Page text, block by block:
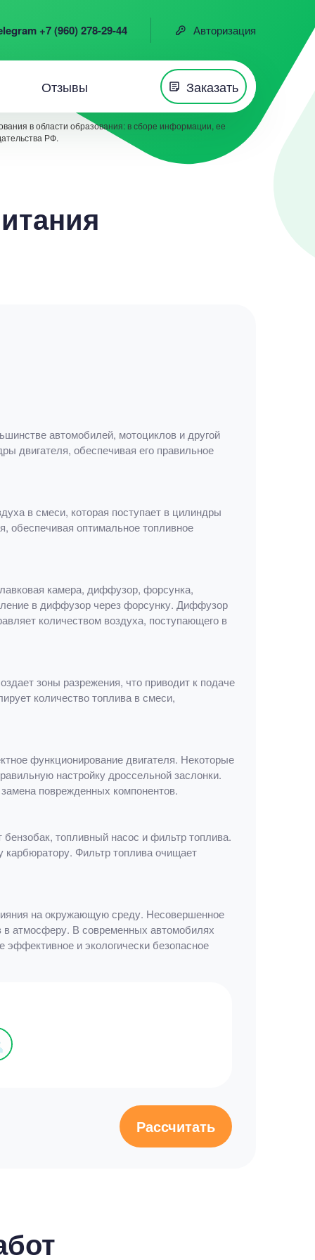
+7 (960) 278-29-44 Авторизация
Отзывы Заказать
в области образования: в сборе информации, ее
РФ.
автомобилей, мотоциклов и другой
двигателя, обеспечивая его правильное
в смеси, которая поступает в цилиндры
обеспечивая оптимальное топливное
камера, диффузор, форсунка,
в диффузор через форсунку. Диффузор
количеством воздуха, поступающего в
зоны разрежения, что приводит к подаче
количество топлива в смеси,
функционирование двигателя. Некоторые
настройку дроссельной заслонки.
поврежденных компонентов.
топливный насос и фильтр топлива.
карбюратору. Фильтр топлива очищает
на окружающую среду. Несовершенное
в атмосферу. В современных автомобилях
эффективное и экологически безопасное
Рассчитать